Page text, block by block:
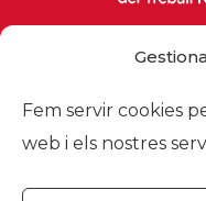
Fem servir cookies
web i els nostres